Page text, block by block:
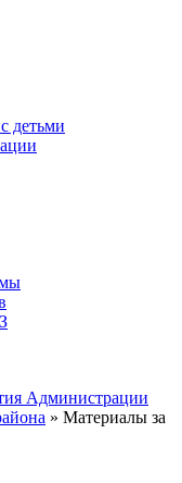
детьми
Администрации
» Материалы за